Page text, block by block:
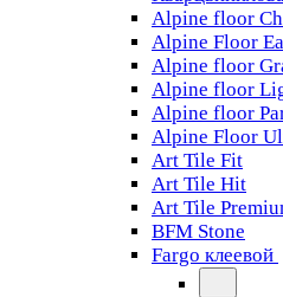
Alpine floor
Alpine Floor
Alpine floor
Alpine floor
Alpine floor
Alpine Floor
Art Tile Fit
Art Tile Hit
Art Tile
BFM Stone
Fargo клеевой